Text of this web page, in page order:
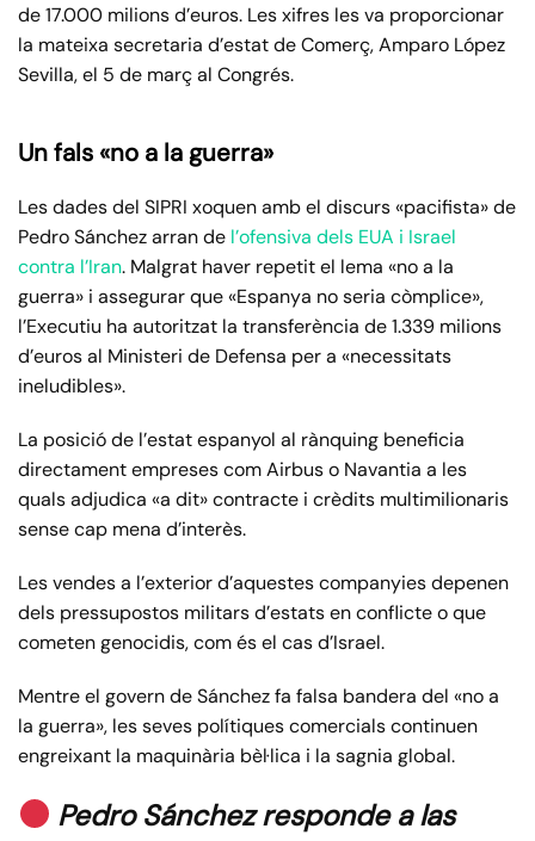
de 17.000 milions d’euros. Les xifres les va proporcionar
la mateixa secretaria d’estat de Comerç, Amparo López
Sevilla, el 5 de març al Congrés.
Un fals «no a la guerra»
Les dades del SIPRI xoquen amb el discurs «pacifista» de
Pedro Sánchez arran de l’ofensiva dels EUA i Israel
contra l’Iran. Malgrat haver repetit el lema «no a la
guerra» i assegurar que «Espanya no seria còmplice»,
l’Executiu ha autoritzat la transferència de 1.339 milions
d’euros al Ministeri de Defensa per a «necessitats
ineludibles».
La posició de l’estat espanyol al rànquing beneficia
directament empreses com Airbus o Navantia a les
quals adjudica «a dit» contracte i crèdits multimilionaris
sense cap mena d’interès.
Les vendes a l’exterior d’aquestes companyies depenen
dels pressupostos militars d’estats en conflicte o que
cometen genocidis, com és el cas d’Israel.
Mentre el govern de Sánchez fa falsa bandera del «no a
la guerra», les seves polítiques comercials continuen
engreixant la maquinària bèl·lica i la sagnia global.
Pedro Sánchez responde a las